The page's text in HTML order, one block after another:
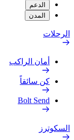
الدعم
المدن
الرحلات
أمان الراكب
كن سائقاً
Bolt Send
السكوترز